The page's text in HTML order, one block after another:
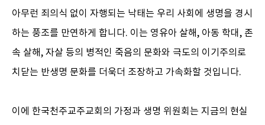
아무런 죄의식 없이 자행되는 낙태는 우리 사회에 생명을 경시
하는 풍조를 만연하게 합니다. 이는 영유아 살해, 아동 학대, 존
속 살해, 자살 등의 병적인 죽음의 문화와 극도의 이기주의로
치닫는 반생명 문화를 더욱더 조장하고 가속화할 것입니다.
이에 한국천주교주교회의 가정과 생명 위원회는 지금의 현실